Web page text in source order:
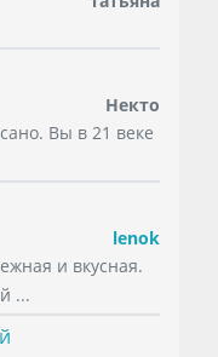
Некто
Вы в 21 веке
lenok
и вкусная.
...